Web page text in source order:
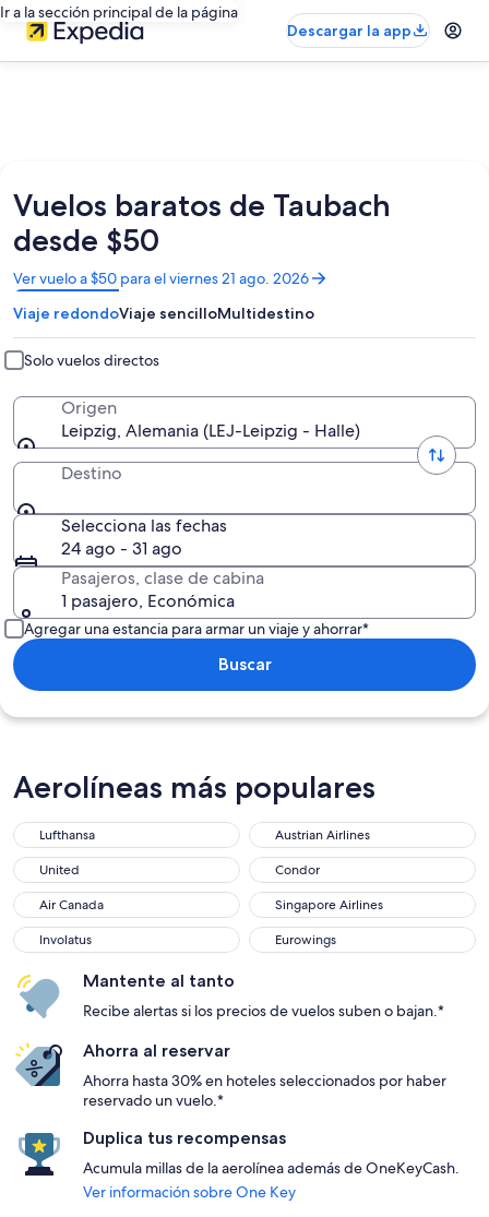
Ir a la sección principal de la página
Descargar la app
Vuelos baratos de Taubach
desde $50
Ver vuelo a $50 para el viernes 21 ago. 2026
Se
abrirá
en
una
nueva
ventana
Viaje redondoViaje sencilloMultidestino
Solo vuelos directos
Origen
Leipzig, Alemania (LEJ-Leipzig - Halle)
Destino
Selecciona las fechas
24 ago - 31 ago
Pasajeros, clase de cabina
1 pasajero, Económica
Agregar una estancia para armar un viaje y ahorrar*
Buscar
Aerolíneas más populares
Lufthansa
Austrian Airlines
United
Condor
Air Canada
Singapore Airlines
Involatus
Eurowings
Mantente al tanto
Recibe alertas si los precios de vuelos suben o bajan.*
Ahorra al reservar
Ahorra hasta 30% en hoteles seleccionados por haber
reservado un vuelo.*
Duplica tus recompensas
Acumula millas de la aerolínea además de OneKeyCash.
Ver información sobre One Key